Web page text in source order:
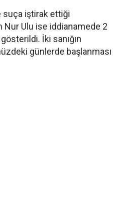
suça iştirak ettiği
Nur Ulu ise iddianamede 2
İki sanığın
günlerde başlanması